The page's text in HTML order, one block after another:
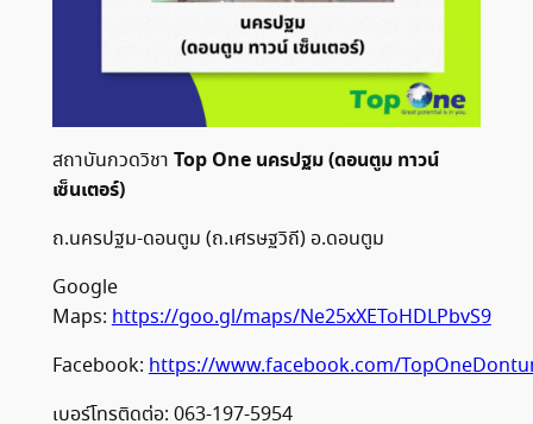
สถาบันกวดวิชา Top One นครปฐม (ดอนตูม ทาวน์
เซ็นเตอร์)
ถ.นครปฐม-ดอนตูม (ถ.เศรษฐวิถี) อ.ดอนตูม
Google
Maps:https://goo.gl/maps/Ne25xXEToHDLPbvS9
Facebook:https://www.facebook.com/
เบอร์โทรติดต่อ: 063-197-5954